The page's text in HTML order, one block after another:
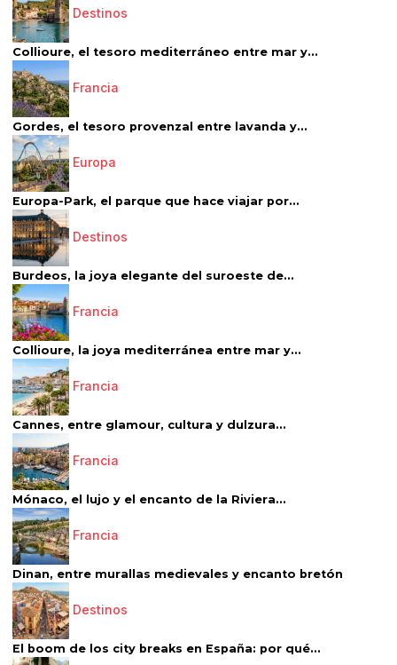
Destinos
Collioure, el tesoro mediterráneo entre mar y...
Francia
Gordes, el tesoro provenzal entre lavanda y...
Europa
Europa-Park, el parque que hace viajar por...
Destinos
Burdeos, la joya elegante del suroeste de...
Francia
Collioure, la joya mediterránea entre mar y...
Francia
Cannes, entre glamour, cultura y dulzura...
Francia
Mónaco, el lujo y el encanto de la Riviera...
Francia
Dinan, entre murallas medievales y encanto bretón
Destinos
El boom de los city breaks en España: por qué...